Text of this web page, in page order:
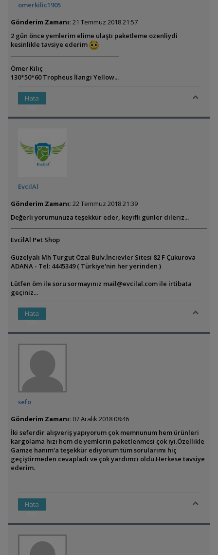
omerkilic1905
Gönderim Zamanı: 21 Temmuz 2018 21:57
2 gün önce yemlerim elime ulaştı paketleme ozenliydi
kesinlikle tavsiye ederim
Ömer Kılıç
130*50*60 Tropheus İlangi Yellow...
Hata
Var
EvcilAl
Gönderim Zamanı: 22 Temmuz 2018 21:39
Değerli yorumunuza teşekkür eder, keyifli günler dileriz...
EvcilAl Pet Shop
Güzelyalı Mh Turgut Özal Bulv.İncievler Sitesi 82 F Çukurova
ADANA - Tel: 4445349 ( Türkiye'nin her yerinden )
Lütfen öm ile soru sormayınız mail@evcilal.comile irtibata
geçiniz...
Hata
Var
sefo
Gönderim Zamanı: 07 Aralık 2018 08:46
İki seferdir alışveriş yapıyorum çok memnunum hem ürünleri
kargolama hızı hem de yemlerin paketlenmesi çok iyi.Özellikle
Gamze hanım'a teşekkür ediyorum tüm sorularımı hiç
geçiştirmeden cevapladı ve çok yardımcı oldu.Herkese tavsiye
ederim.
Hata
Var